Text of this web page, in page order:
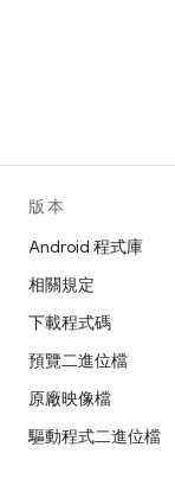
版本
Android 程式庫
相關規定
下載程式碼
預覽二進位檔
原廠映像檔
驅動程式二進位檔